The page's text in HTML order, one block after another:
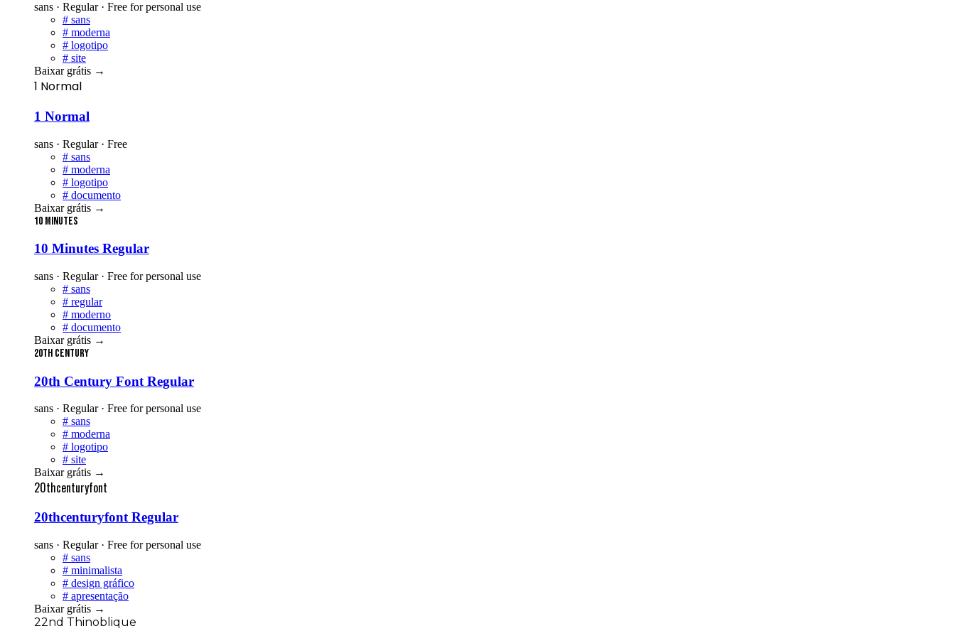
sans · Regular · Free for personal use
# sans
# moderna
# logotipo
# site
Baixar grátis →
1 Normal
1 Normal
sans · Regular · Free
# sans
# moderna
# logotipo
# documento
Baixar grátis →
10 Minutes
10 Minutes Regular
sans · Regular · Free for personal use
# sans
# regular
# moderno
# documento
Baixar grátis →
20th Century
20th Century Font Regular
sans · Regular · Free for personal use
# sans
# moderna
# logotipo
# site
Baixar grátis →
20thcenturyfont
20thcenturyfont Regular
sans · Regular · Free for personal use
# sans
# minimalista
# design gráfico
# apresentação
Baixar grátis →
22nd Thinoblique